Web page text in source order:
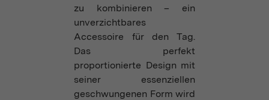
zu kombinieren – ein
unverzichtbares
Accessoire für den Tag.
Das perfekt
proportionierte Design mit
seiner essenziellen
geschwungenen Form wird